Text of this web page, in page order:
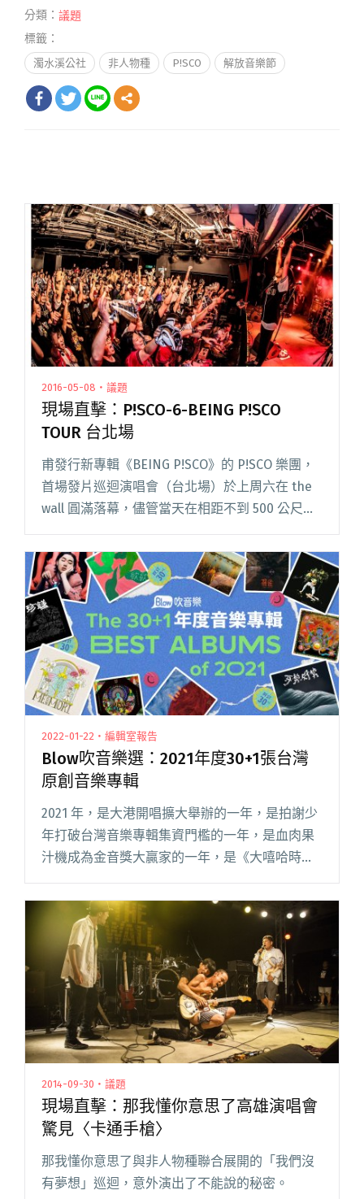
分類： 議題
標籤：
濁水溪公社 非人物種 P!SCO 解放音樂節
2016-05-08・議題
現場直擊：P!SCO-6-BEING P!SCO
TOUR 台北場
甫發行新專輯《BEING P!SCO》的 P!SCO 樂團，
首場發片巡迴演唱會（台北場）於上周六在 the
wall 圓滿落幕，儘管當天在相距不到 500 公尺遠
的地方有台大音樂節（同時段滅火器壓軸演
出），P!SCO 依然全力以赴，熱力開唱閱讀全文
"現場直擊：P!SCO-6-BEING P!SCO TOUR 台北
場"
2022-01-22・編輯室報告
Blow吹音樂選：2021年度30+1張台灣
原創音樂專輯
2021 年，是大港開唱擴大舉辦的一年，是拍謝少
年打破台灣音樂專輯集資門檻的一年，是血肉果
汁機成為金音獎大贏家的一年，是《大嘻哈時
手工統計十二月新發行近 70 張，不知道是為了趕
補助結案或者是被迫壓閱讀全文 "Blow吹音樂
選：2021年度30+1張台灣原創音樂專輯"
2014-09-30・議題
現場直擊：那我懂你意思了高雄演唱會
驚見〈卡通手槍〉
那我懂你意思了與非人物種聯合展開的「我們沒
有夢想」巡迴，意外演出了不能說的秘密。